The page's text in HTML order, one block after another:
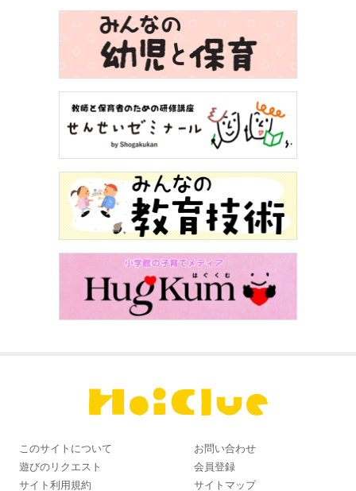
このサイトについて
お問い合わせ
遊びのリクエスト
会員登録
サイト利用規約
サイトマップ